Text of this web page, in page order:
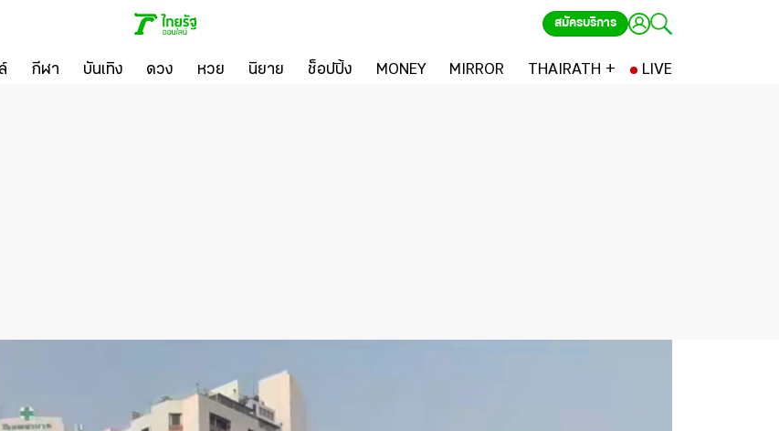
สมัครบริการ
กีฬา บันเทิง ดวง หวย นิยาย ช็อปปิ้ง MONEY MIRROR THAIRATH + LIVE